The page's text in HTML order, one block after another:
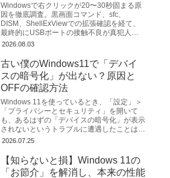
Windowsで右クリックが20〜30秒固まる原
因を徹底調査。黒画面コマンド、sfc、
DISM、ShellExViewでの拡張確認を経て、
最終的にUSBポートの接触不良が真犯人と
判明。完全解決までの全手順を詳しく解説。
2026.08.03
古い僕のWindows11で「デバイ
スの暗号化」が出ない？原因と
OFFの確認方法
Windows 11を使っているとき、「設定」＞
「プライバシーとセキュリティ」を開いて
も、あるはずの「デバイスの暗号化」が表示
されないというトラブルに遭遇したことはあ
りませんか？ 「暗号化を解除（OFF）した
2026.07.25
【知らないと損】Windows 11の
「お節介」を解消し、本来の性能